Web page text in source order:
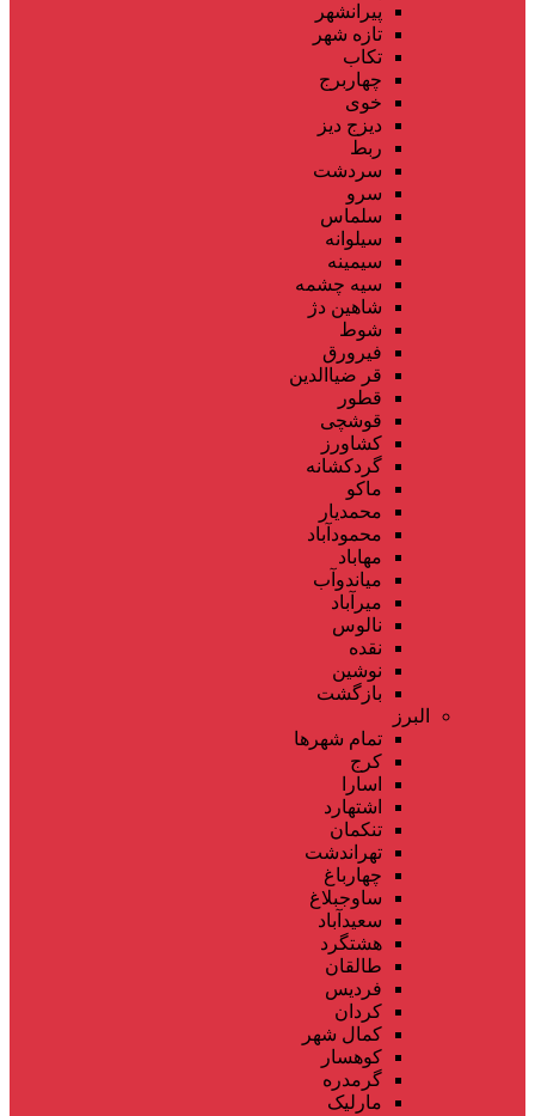
پیرانشهر
تازه شهر
تکاب
چهاربرج
خوی
دیزج دیز
ربط
سردشت
سرو
سلماس
سیلوانه
سیمینه
سیه چشمه
شاهین دژ
شوط
فیرورق
قر ضیاالدین
قطور
قوشچی
کشاورز
گردکشانه
ماکو
محمدیار
محمودآباد
مهاباد
میاندوآب
میرآباد
نالوس
نقده
نوشین
بازگشت
البرز
تمام شهر‌ها
کرج
اسارا
اشتهارد
تنکمان
تهراندشت
چهارباغ
ساوجبلاغ
سعیدآباد
هشتگرد
طالقان
فردیس
کردان
کمال شهر
کوهسار
گرمدره
مارلیک